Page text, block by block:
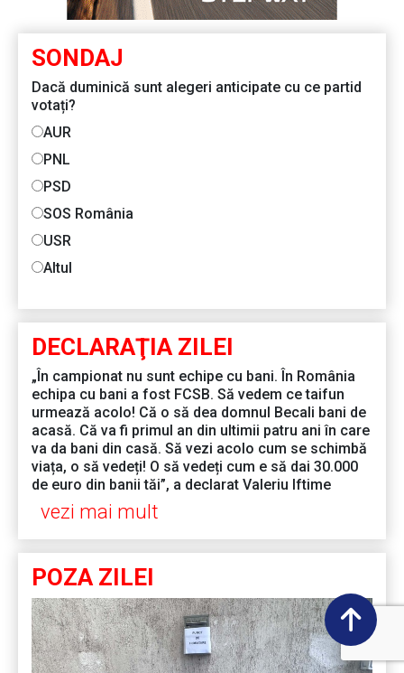
SONDAJ
Dacă duminică sunt alegeri anticipate cu ce partid
votați?
AUR
PNL
PSD
SOS România
USR
Altul
DECLARAŢIA ZILEI
„În campionat nu sunt echipe cu bani. În România
echipa cu bani a fost FCSB. Să vedem ce taifun
urmează acolo! Că o să dea domnul Becali bani de
acasă. Că va fi primul an din ultimii patru ani în care
va da bani din casă. Să vezi acolo cum se schimbă
viața, o să vedeți! O să vedeți cum e să dai 30.000
de euro din banii tăi”, a declarat Valeriu Iftime
vezi mai mult
POZA ZILEI